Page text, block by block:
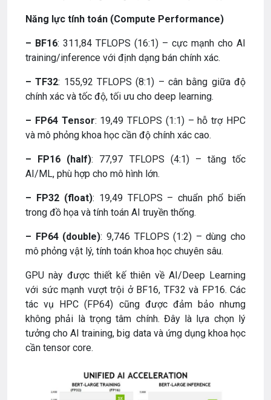
Năng lực tính toán (Compute Performance)
– BF16: 311,84 TFLOPS (16:1) – cực mạnh cho AI
training/inference với định dạng bán chính xác.
– TF32: 155,92 TFLOPS (8:1) – cân bằng giữa độ
chính xác và tốc độ, tối ưu cho deep learning.
– FP64 Tensor: 19,49 TFLOPS (1:1) – hỗ trợ HPC
và mô phỏng khoa học cần độ chính xác cao.
– FP16 (half): 77,97 TFLOPS (4:1) – tăng tốc
AI/ML, phù hợp cho mô hình lớn.
– FP32 (float): 19,49 TFLOPS – chuẩn phổ biến
trong đồ họa và tính toán AI truyền thống.
– FP64 (double): 9,746 TFLOPS (1:2) – dùng cho
mô phỏng vật lý, tính toán khoa học chuyên sâu.
GPU này được thiết kế thiên về AI/Deep Learning
với sức mạnh vượt trội ở BF16, TF32 và FP16. Các
tác vụ HPC (FP64) cũng được đảm bảo nhưng
không phải là trọng tâm chính. Đây là lựa chọn lý
tưởng cho AI training, big data và ứng dụng khoa học
cần tensor core.